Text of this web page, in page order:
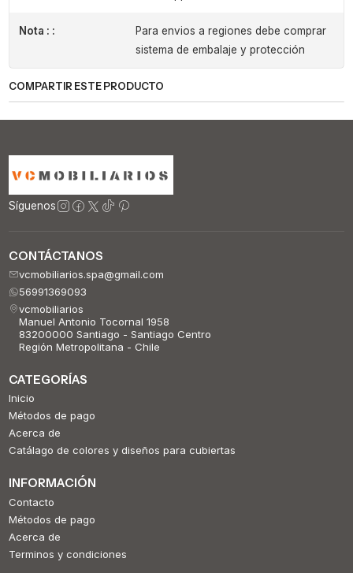
Nota : :
Para envios a regiones debe comprar
sistema de embalaje y protección
COMPARTIR ESTE PRODUCTO
Síguenos
CONTÁCTANOS
vcmobiliarios.spa@gmail.com
56991369093
vcmobiliarios
Manuel Antonio Tocornal 1958
83200000 Santiago - Santiago Centro
Región Metropolitana - Chile
CATEGORÍAS
Inicio
Métodos de pago
Acerca de
Catálago de colores y diseños para cubiertas
INFORMACIÓN
Contacto
Métodos de pago
Acerca de
Terminos y condiciones